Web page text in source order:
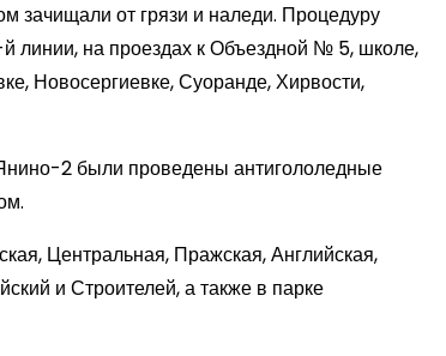
от грязи и наледи. Процедуру
линии, на проездах к Объездной № 5, школе,
Новосергиевке, Суоранде, Хирвости,
2 были проведены антигололедные
Центральная, Пражская, Английская,
и Строителей, а также в парке